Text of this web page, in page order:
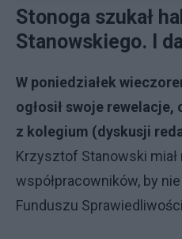
Stonoga szukał
Stanowskiego. I
W poniedziałek
ogłosił swoje
z kolegium (dyskusji
Krzysztof Stanowski
współpracowników, by
Funduszu